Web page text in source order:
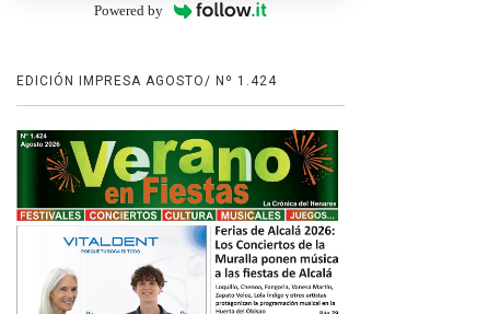
Powered by
EDICIÓN IMPRESA AGOSTO/ Nº 1.424